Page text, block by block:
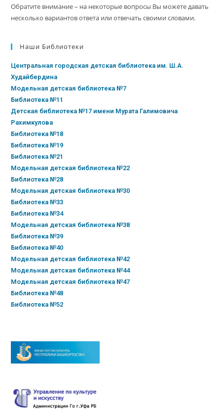
Обратите внимание – на некоторые вопросы Вы можете давать
несколько вариантов ответа или отвечать своими словами.
Наши Библиотеки
Центральная городская детская библиотека им. Ш.А.
Худайбердина
Модельная детская библиотека №7
Библиотека №11
Детская библиотека №17 имени Мурата Галимовича
Рахимкулова
Библиотека №18
Библиотека №19
Библиотека №21
Модельная детская библиотека №22
Библиотека №28
Модельная детская библиотека №30
Библиотека №33
Библиотека №34
Модельная детская библиотека №38
Библиотека №39
Библиотека №40
Модельная детская библиотека №42
Модельная детская библиотека №44
Модельная детская библиотека №47
Библиотека №48
Библиотека №52